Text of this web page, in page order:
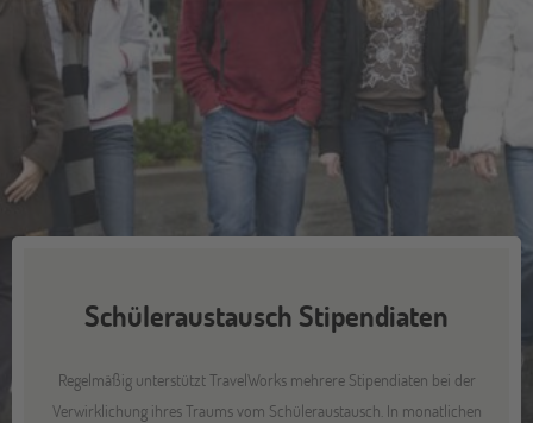
Schüleraustausch Stipendiaten
Regelmäßig unterstützt TravelWorks mehrere Stipendiaten bei der
Verwirklichung ihres Traums vom Schüleraustausch. In monatlichen